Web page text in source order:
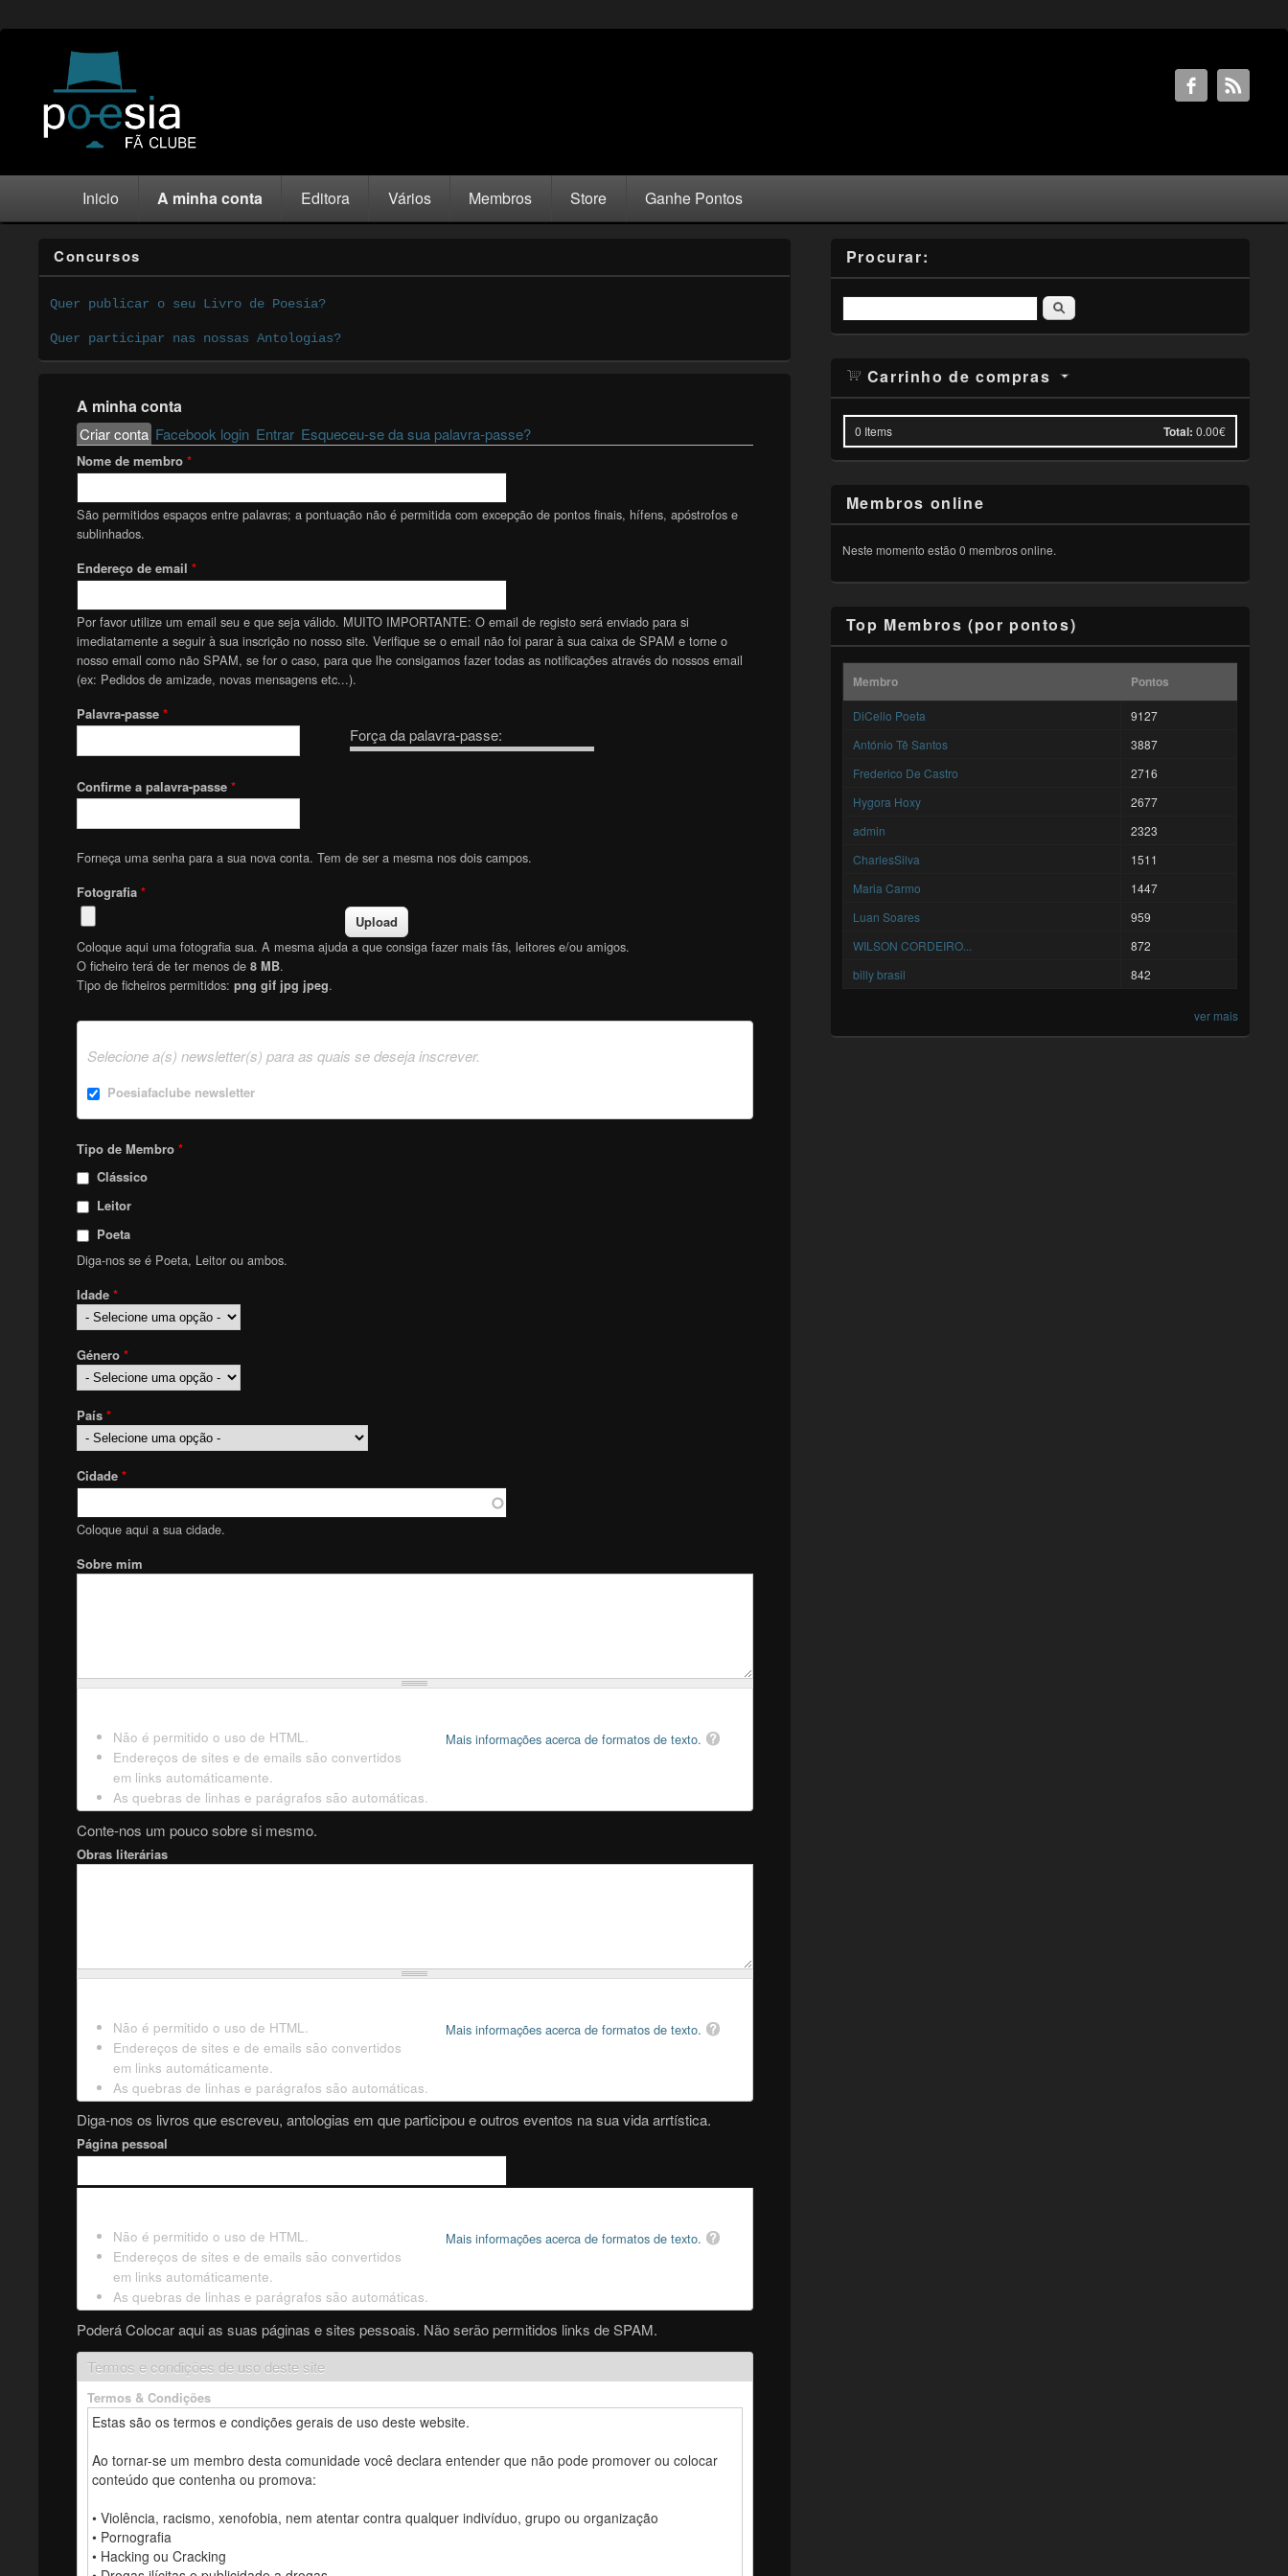
Inicio A minha conta Editora Vários Membros Store Ganhe Pontos
Concursos
Quer publicar o seu Livro de Poesia?
Quer participar nas nossas Antologias?
A minha conta
Primary tabs
Criar conta(active tab)
Facebook login Entrar Esqueceu-se da sua palavra-passe?
Nome de membro *
São permitidos espaços entre palavras; a pontuação não é permitida com excepção de pontos finais, hífens, apóstrofos e
sublinhados.
Endereço de email *
Por favor utilize um email seu e que seja válido. MUITO IMPORTANTE: O email de registo será enviado para si
imediatamente a seguir à sua inscrição no nosso site. Verifique se o email não foi parar à sua caixa de SPAM e torne o
nosso email como não SPAM, se for o caso, para que lhe consigamos fazer todas as notificações através do nossos email
(ex: Pedidos de amizade, novas mensagens etc...).
Força da palavra-passe:
Palavra-passe *
Confirme a palavra-passe *
Forneça uma senha para a sua nova conta. Tem de ser a mesma nos dois campos.
Fotografia *
Coloque aqui uma fotografia sua. A mesma ajuda a que consiga fazer mais fãs, leitores e/ou amigos.
O ficheiro terá de ter menos de 8 MB.
Tipo de ficheiros permitidos: png gif jpg jpeg.
Selecione a(s) newsletter(s) para as quais se deseja inscrever.
Poesiafaclube newsletter
Tipo de Membro *
Clássico
Leitor
Poeta
Diga-nos se é Poeta, Leitor ou ambos.
Idade *
Género *
País *
Cidade *
Coloque aqui a sua cidade.
Sobre mim
Mais informações acerca de formatos de texto.
Não é permitido o uso de HTML.
Endereços de sites e de emails são convertidos
em links automáticamente.
As quebras de linhas e parágrafos são automáticas.
Conte-nos um pouco sobre si mesmo.
Obras literárias
Mais informações acerca de formatos de texto.
Não é permitido o uso de HTML.
Endereços de sites e de emails são convertidos
em links automáticamente.
As quebras de linhas e parágrafos são automáticas.
Diga-nos os livros que escreveu, antologias em que participou e outros eventos na sua vida arrtística.
Página pessoal
Mais informações acerca de formatos de texto.
Não é permitido o uso de HTML.
Endereços de sites e de emails são convertidos
em links automáticamente.
As quebras de linhas e parágrafos são automáticas.
Poderá Colocar aqui as suas páginas e sites pessoais. Não serão permitidos links de SPAM.
Termos e condições de uso deste site
Termos & Condições
Procurar:
Pesquisar
Carrinho de compras
0 Items Total: 0.00€
Membros online
Neste momento estão 0 membros online.
Top Membros (por pontos)
Membro Pontos
DiCello Poeta
9127
António Tê Santos
3887
Frederico De Castro
2716
Hygora Hoxy
2677
admin
2323
CharlesSilva
1511
Maria Carmo
1447
Luan Soares
959
WILSON CORDEIRO...
872
billy brasil
842
ver mais